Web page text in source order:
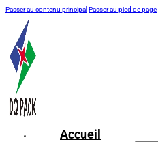
Passer au contenu principal Passer au pied de page
Accueil